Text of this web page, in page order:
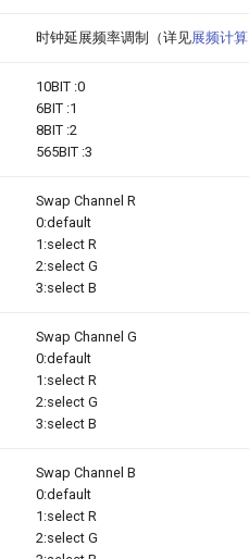
时钟延展频率调制（详见展频计算
10BIT :0
6BIT :1
8BIT :2
565BIT :3
Swap Channel R
0:default
1:select R
2:select G
3:select B
Swap Channel G
0:default
1:select R
2:select G
3:select B
Swap Channel B
0:default
1:select R
2:select G